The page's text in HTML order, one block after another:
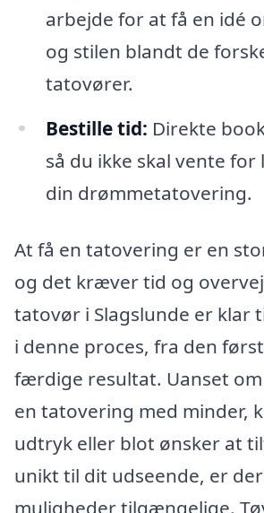
arbejde for at få en idé
og stilen blandt de
tatovører.
Bestille tid: Direkte
så du ikke skal vente
din drømmetatovering.
At få en tatovering er en
og det kræver tid og
tatovør i Slagslunde er klar
i denne proces, fra den
færdige resultat. Uanset
en tatovering med minder,
udtryk eller blot ønsker at
unikt til dit udseende, er
muligheder tilgængelige.